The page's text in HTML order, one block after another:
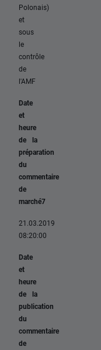
Polonais)
et
sous
le
contrôle
de
l'AMF
Date
et
heure
de la
préparation
du
commentaire
de
marché7
21.03.2019
08:20:00
Date
et
heure
de la
publication
du
commentaire
de